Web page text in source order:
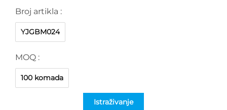
Broj artikla :
YJGBM024
MOQ :
100 komada
Istraživanje